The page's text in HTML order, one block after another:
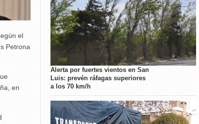
el
Petrona
en
Alerta por fuertes vientos en San
Luis: prevén ráfagas superiores
a los 70 km/h